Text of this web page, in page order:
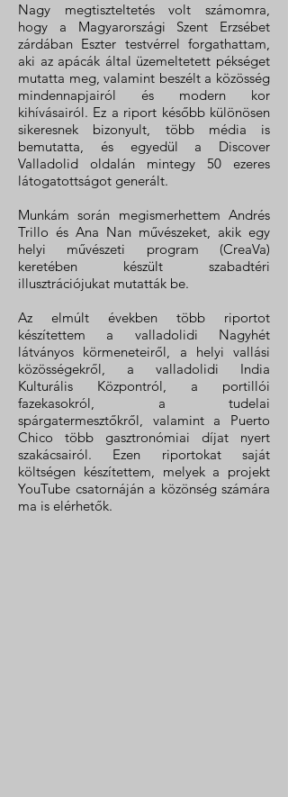
Nagy megtiszteltetés volt számomra,
hogy a Magyarországi Szent Erzsébet
zárdában Eszter testvérrel forgathattam,
aki az apácák által üzemeltetett pékséget
mutatta meg, valamint beszélt a közösség
mindennapjairól és modern kor
kihívásairól. Ez a riport később különösen
sikeresnek bizonyult, több média is
bemutatta, és egyedül a Discover
Valladolid oldalán mintegy 50 ezeres
látogatottságot generált.
Munkám során megismerhettem Andrés
Trillo és Ana Nan művészeket, akik egy
helyi művészeti program (CreaVa)
keretében készült szabadtéri
illusztrációjukat mutatták be.
Az elmúlt években több riportot
készítettem a valladolidi Nagyhét
látványos körmeneteiről, a helyi vallási
közösségekről, a valladolidi India
Kulturális Központról, a portillói
fazekasokról, a tudelai
spárgatermesztőkről, valamint a Puerto
Chico több gasztronómiai díjat nyert
szakácsairól. Ezen riportokat saját
költségen készítettem, melyek a projekt
YouTube csatornáján a közönség számára
ma is elérhetők.